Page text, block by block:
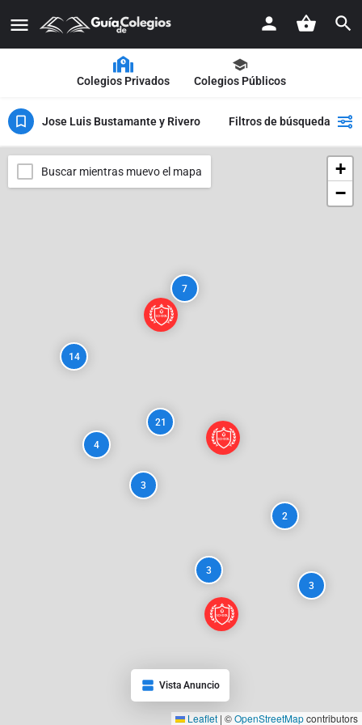
Colegios Privados Colegios Públicos
Jose Luis Bustamante y Rivero Filtros de búsqueda
3
3
2
4
3
14
21
7
+
−
Leaflet | ©OpenStreetMapcontributors
Buscar mientras muevo el mapa
Vista Anuncio